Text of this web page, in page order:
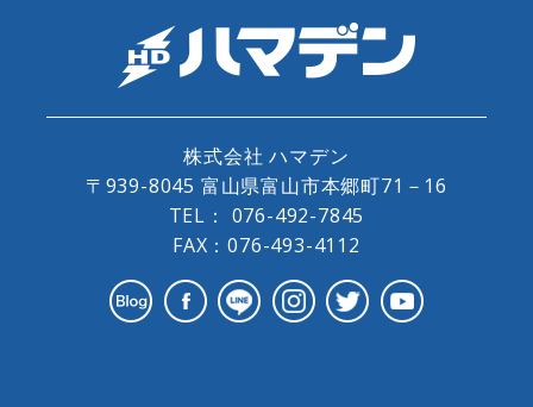
株式会社 ハマデン
〒939-8045 富山県富山市本郷町71－16
TEL： 076-492-7845
FAX：076-493-4112